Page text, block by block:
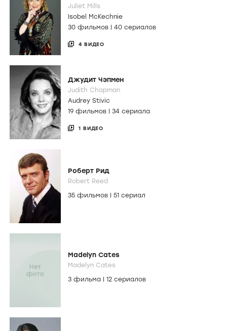
Juliet Mills
Isobel McKechnie
30 фильмов | 40 сериалов
4 ВИДЕО
Джудит Чэпмен
Judith Chapman
Audrey Stivic
19 фильмов | 34 сериала
1 ВИДЕО
Роберт Рид
Robert Reed
35 фильмов
51 сериал
Madelyn Cates
Madelyn Cates
3 фильма
12 сериалов